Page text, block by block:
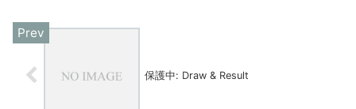
保護中: Draw & Result